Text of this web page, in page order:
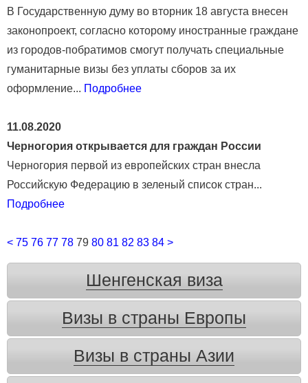
В Государственную думу во вторник 18 августа внесен
законопроект, согласно которому иностранные граждане
из городов-побратимов смогут получать специальные
гуманитарные визы без уплаты сборов за их
оформление... Подробнее
11.08.2020
Черногория открывается для граждан России
Черногория первой из европейских стран внесла
Российскую Федерацию в зеленый список стран...
Подробнее
< 75 76 77 78 79 80 81 82 83 84 >
Шенгенская виза
Визы в страны Европы
Визы в страны Азии